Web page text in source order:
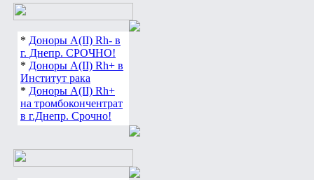
* Доноры А(ІІ) Rh- в
г. Днепр. СРОЧНО!
* Доноры А(ІІ) Rh+ в
Институт рака
* Доноры А(ІІ) Rh+
на тромбокончентрат
в г.Днепр. Срочно!